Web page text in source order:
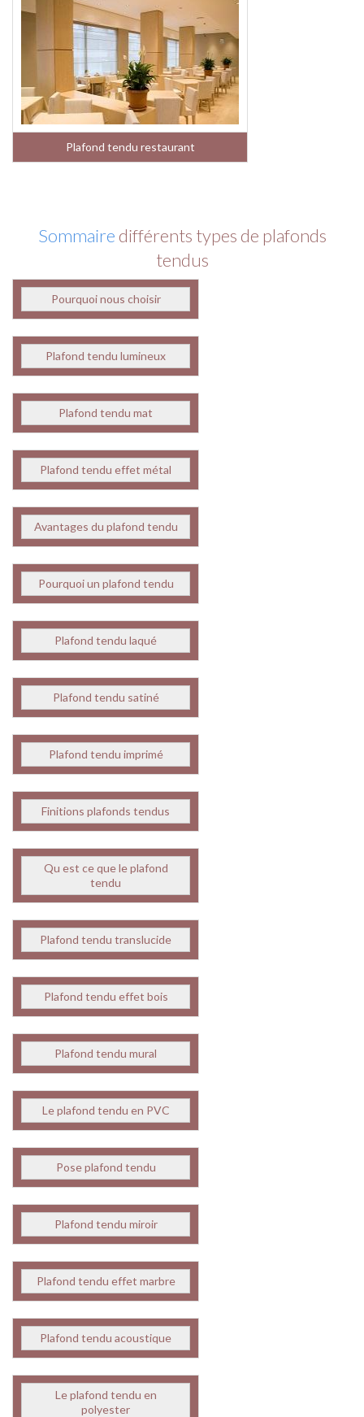
Plafond tendu restaurant
Sommaire différents types de plafonds
tendus
Pourquoi nous choisir
Plafond tendu lumineux
Plafond tendu mat
Plafond tendu effet métal
Avantages du plafond tendu
Pourquoi un plafond tendu
Plafond tendu laqué
Plafond tendu satiné
Plafond tendu imprimé
Finitions plafonds tendus
Qu est ce que le plafond
tendu
Plafond tendu translucide
Plafond tendu effet bois
Plafond tendu mural
Le plafond tendu en PVC
Pose plafond tendu
Plafond tendu miroir
Plafond tendu effet marbre
Plafond tendu acoustique
Le plafond tendu en
polyester